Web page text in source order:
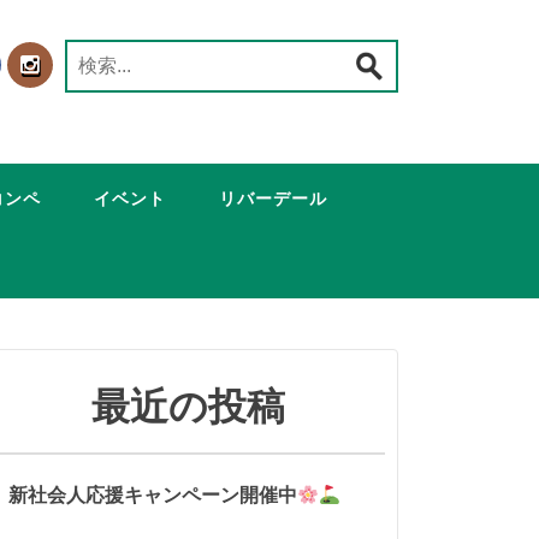
検
索:
ンペ イベント リバーデール
最近の投稿
新社会人応援キャンペーン開催中